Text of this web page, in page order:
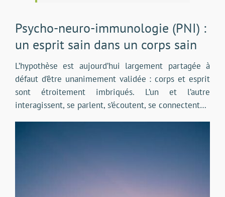
Psycho-neuro-immunologie (PNI) :
un esprit sain dans un corps sain
L’hypothèse est aujourd’hui largement partagée à
défaut d’être unanimement validée : corps et esprit
sont étroitement imbriqués. L’un et l’autre
interagissent, se parlent, s’écoutent, se connectent…